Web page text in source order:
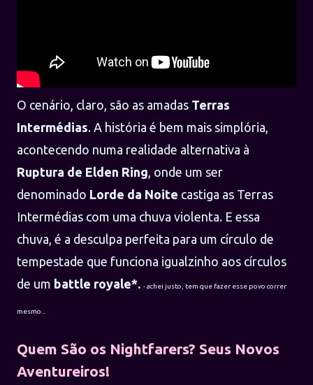
O cenário, claro, são as amadas Terras
Intermédias. A história é bem mais simplória,
acontecendo numa realidade alternativa à
Ruptura de Elden Ring, onde um ser
denominado Lorde da Noite castiga as Terras
Intermédias com uma chuva violenta. E essa
chuva, é a desculpa perfeita para um círculo de
tempestade que funciona igualzinho aos círculos
de um battle royale*. - achei justo, tem que fazer esse povo correr
mesmo...
Quem São os Nightfarers? Seus Novos
Aventureiros!